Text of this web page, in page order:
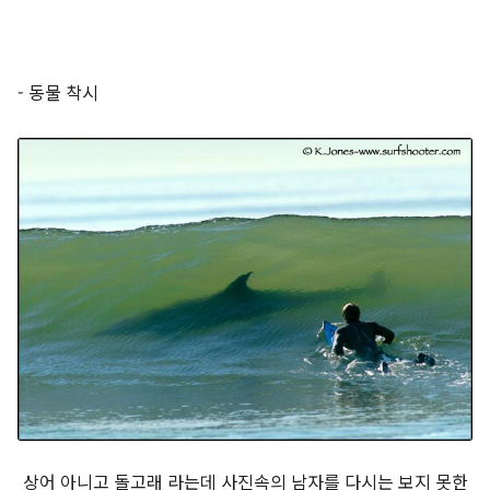
- 동물 착시
상어 아니고 돌고래 라는데 사진속의 남자를 다시는 보지 못한